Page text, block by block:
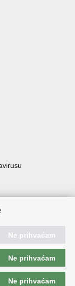
Ne prihvaćam
Ne prihvaćam
Ne prihvaćam